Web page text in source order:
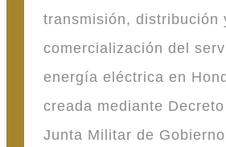
transmisión, distribución
comercialización del
energía eléctrica en
creada mediante
Junta Militar de